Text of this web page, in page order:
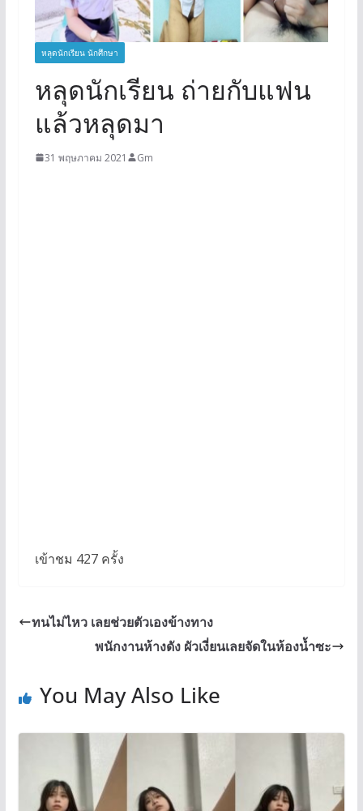
หลุดนักเรียน นักศึกษา
หลุดนักเรียน ถ่ายกับแฟน
แล้วหลุดมา
31 พฤษภาคม 2021 Gm
เข้าชม 427 ครั้ง
ทนไม่ไหว เลยช่วยตัวเองข้างทาง
พนักงานห้างดัง ผัวเงี่ยนเลยจัดในห้องน้ำซะ
You May Also Like